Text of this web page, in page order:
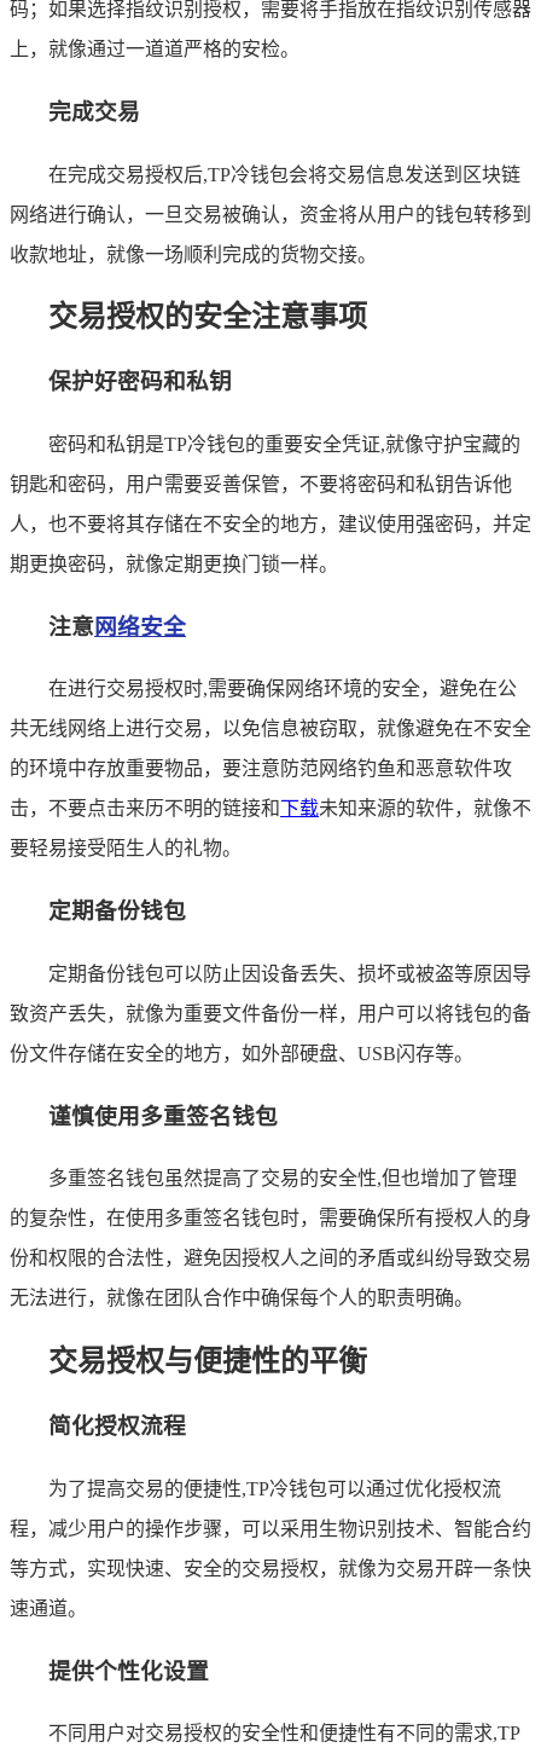
码；如果选择指纹识别授权，需要将手指放在指纹识别传感器
上，就像通过一道道严格的安检。
完成交易
在完成交易授权后,TP冷钱包会将交易信息发送到区块链
网络进行确认，一旦交易被确认，资金将从用户的钱包转移到
收款地址，就像一场顺利完成的货物交接。
交易授权的安全注意事项
保护好密码和私钥
密码和私钥是TP冷钱包的重要安全凭证,就像守护宝藏的
钥匙和密码，用户需要妥善保管，不要将密码和私钥告诉他
人，也不要将其存储在不安全的地方，建议使用强密码，并定
期更换密码，就像定期更换门锁一样。
注意网络安全
在进行交易授权时,需要确保网络环境的安全，避免在公
共无线网络上进行交易，以免信息被窃取，就像避免在不安全
的环境中存放重要物品，要注意防范网络钓鱼和恶意软件攻
击，不要点击来历不明的链接和 下载未知来源的软件，就像不
要轻易接受陌生人的礼物。
定期备份钱包
定期备份钱包可以防止因设备丢失、损坏或被盗等原因导
致资产丢失，就像为重要文件备份一样，用户可以将钱包的备
份文件存储在安全的地方，如外部硬盘、USB闪存等。
谨慎使用多重签名钱包
多重签名钱包虽然提高了交易的安全性,但也增加了管理
的复杂性，在使用多重签名钱包时，需要确保所有授权人的身
份和权限的合法性，避免因授权人之间的矛盾或纠纷导致交易
无法进行，就像在团队合作中确保每个人的职责明确。
交易授权与便捷性的平衡
简化授权流程
为了提高交易的便捷性,TP冷钱包可以通过优化授权流
程，减少用户的操作步骤，可以采用生物识别技术、智能合约
等方式，实现快速、安全的交易授权，就像为交易开辟一条快
速通道。
提供个性化设置
不同用户对交易授权的安全性和便捷性有不同的需求,TP